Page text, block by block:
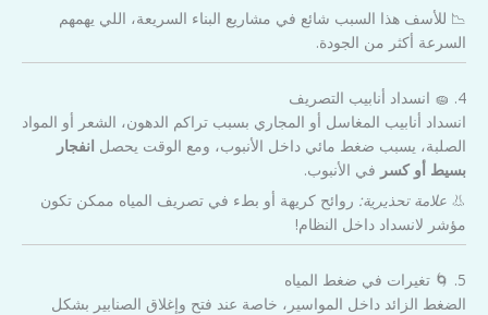
📉 للأسف هذا السبب شائع في مشاريع البناء السريعة، اللي يهمهم
السرعة أكثر من الجودة.
4. 🧽 انسداد أنابيب التصريف
انسداد أنابيب المغاسل أو المجاري بسبب تراكم الدهون، الشعر أو المواد
الصلبة، يسبب ضغط مائي داخل الأنبوب، ومع الوقت يحصل انفجار
بسيط أو كسر في الأنبوب.
👃 علامة تحذيرية: روائح كريهة أو بطء في تصريف المياه ممكن تكون
مؤشر لانسداد داخل النظام!
5. 🌀 تغيرات في ضغط المياه
الضغط الزائد داخل المواسير، خاصة عند فتح وإغلاق الصنابير بشكل